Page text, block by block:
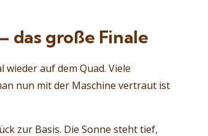
das große Finale
auf dem Quad. Viele
nun mit der Maschine vertraut ist
zur Basis. Die Sonne steht tief,